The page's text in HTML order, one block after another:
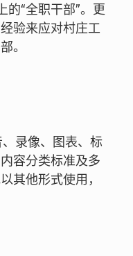
“全职干部”。更
验来应对村庄工
。
录像、图表、标
容分类标准及多
其他形式使用，